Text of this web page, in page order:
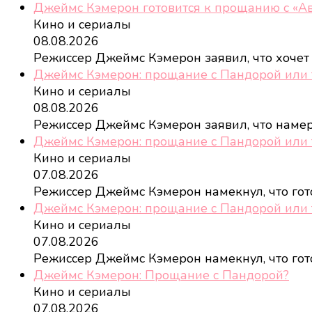
Джеймс Кэмерон готовится к прощанию с
Кино и сериалы
08.08.2026
Режиссер Джеймс Кэмерон заявил, что
Джеймс Кэмерон: прощание с Пандорой или
Кино и сериалы
08.08.2026
Режиссер Джеймс Кэмерон заявил, что
Джеймс Кэмерон: прощание с Пандорой или
Кино и сериалы
07.08.2026
Режиссер Джеймс Кэмерон намекнул, что
Джеймс Кэмерон: прощание с Пандорой или
Кино и сериалы
07.08.2026
Режиссер Джеймс Кэмерон намекнул, что
Джеймс Кэмерон: Прощание с Пандорой?
Кино и сериалы
07.08.2026